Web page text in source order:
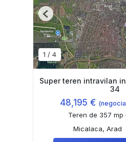
1 / 4
Previous
Super teren intravilan
34
48,195 €
Teren de 357 mp
Micalaca, Arad